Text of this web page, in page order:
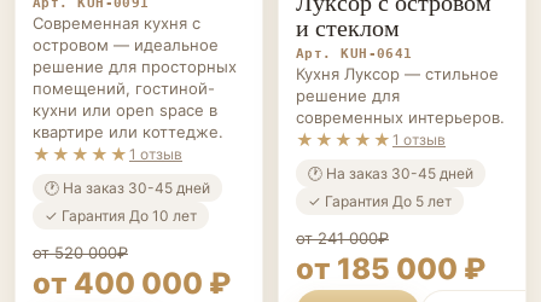
Современная кухня с
островом — идеальное
решение для просторных
помещений, гостиной-
кухни или open space в
квартире или коттедже.
★★★★★ 1 отзыв
🕐 На заказ 30-45 дней
✓ Гарантия До 10 лет
от 520 000₽
от 400 000 ₽
и стеклом
Арт. KUH-0641
Кухня Луксор — стильное
решение для
современных интерьеров.
★★★★★ 1 отзыв
🕐 На заказ 30-45 дней
✓ Гарантия До 5 лет
от 241 000₽
от 185 000 ₽